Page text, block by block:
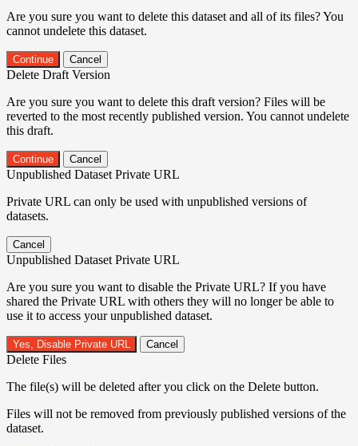
Are you sure you want to delete this dataset and all of its files? You
cannot undelete this dataset.
Continue Cancel
Delete Draft Version
Are you sure you want to delete this draft version? Files will be
reverted to the most recently published version. You cannot undelete
this draft.
Continue Cancel
Unpublished Dataset Private URL
Private URL can only be used with unpublished versions of
datasets.
Cancel
Unpublished Dataset Private URL
Are you sure you want to disable the Private URL? If you have
shared the Private URL with others they will no longer be able to
use it to access your unpublished dataset.
Yes, Disable Private URL Cancel
Delete Files
The file(s) will be deleted after you click on the Delete button.
Files will not be removed from previously published versions of the
dataset.